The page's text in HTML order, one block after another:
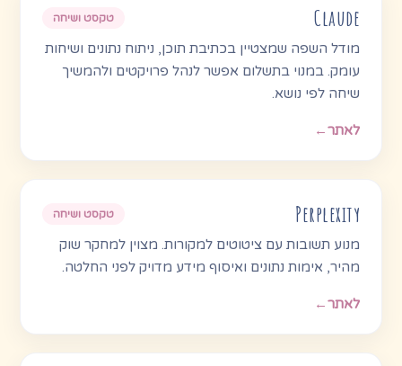
Claude טקסט ושיחה
מודל השפה שמצטיין בכתיבת תוכן, ניתוח נתונים ושיחות
עומק. במנוי בתשלום אפשר לנהל פרויקטים ולהמשיך
שיחה לפי נושא.
לאתר←
Perplexity טקסט ושיחה
מנוע תשובות עם ציטוטים למקורות. מצוין למחקר שוק
מהיר, אימות נתונים ואיסוף מידע מדויק לפני החלטה.
לאתר←